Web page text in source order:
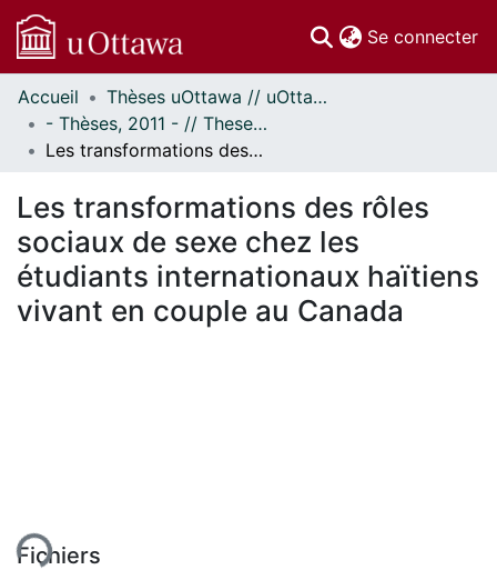
Se connecter
Communautés
et collections
Parcourir
À propos
Accueil
Thèses uOttawa // uOttawa Theses
- Thèses, 2011 - // Theses, 2011 -
Les transformations des rôles sociaux de sexe chez les étudiants internationaux haïtiens vivant en couple au Canada
Les transformations des rôles
sociaux de sexe chez les
étudiants internationaux haïtiens
vivant en couple au Canada
Fichiers